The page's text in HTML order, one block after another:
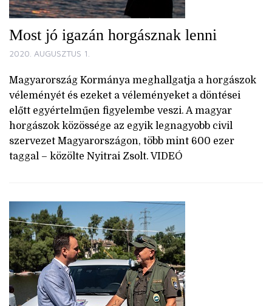
Most jó igazán horgásznak lenni
2020. AUGUSZTUS 1.
Magyarország Kormánya meghallgatja a horgászok
véleményét és ezeket a véleményeket a döntései
előtt egyértelműen figyelembe veszi. A magyar
horgászok közössége az egyik legnagyobb civil
szervezet Magyarországon, több mint 600 ezer
taggal – közölte Nyitrai Zsolt. VIDEÓ